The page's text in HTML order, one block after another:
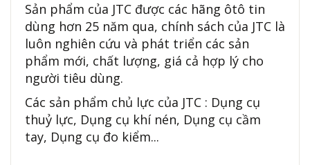
Sản phẩm của JTC được các hãng ôtô tin
dùng hơn 25 năm qua, chính sách của JTC là
luôn nghiên cứu và phát triển các sản
phẩm mới, chất lượng, giá cả hợp lý cho
người tiêu dùng.
Các sản phẩm chủ lực của JTC : Dụng cụ
thuỷ lực, Dụng cụ khí nén, Dụng cụ cầm
tay, Dụng cụ đo kiểm...